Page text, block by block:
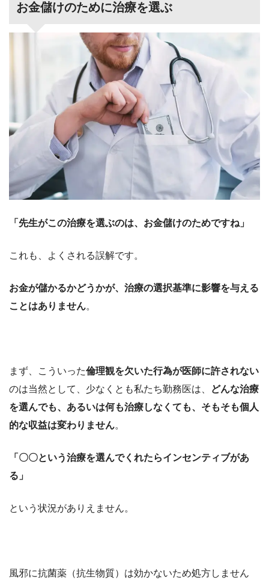
お金儲けのために治療を選ぶ
「先生がこの治療を選ぶのは、お金儲けのためですね」
これも、よくされる誤解です。
お金が儲かるかどうかが、治療の選択基準に影響を与える
ことはありません。
まず、こういった倫理観を欠いた行為が医師に許されない
のは当然として、少なくとも私たち勤務医は、
どんな治療
を選んでも、あるいは何も治療しなくても、そもそも個人
的な収益は変わりません。
「〇〇という治療を選んでくれたらインセンティブがあ
る」
という状況がありえません。
風邪に抗菌薬（抗生物質）は効かないため処方しません